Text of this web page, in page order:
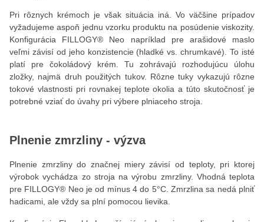
Pri rôznych krémoch je však situácia iná. Vo väčšine prípadov
vyžadujeme aspoň jednu vzorku produktu na posúdenie viskozity.
Konfigurácia FILLOGY® Neo napríklad pre arašidové maslo
veľmi závisí od jeho konzistencie (hladké vs. chrumkavé). To isté
platí pre čokoládový krém. Tu zohrávajú rozhodujúcu úlohu
zložky, najmä druh použitých tukov. Rôzne tuky vykazujú rôzne
tokové vlastnosti pri rovnakej teplote okolia a túto skutočnosť je
potrebné vziať do úvahy pri výbere plniaceho stroja.
Plnenie zmrzliny - výzva
Plnenie zmrzliny do značnej miery závisí od teploty, pri ktorej
výrobok vychádza zo stroja na výrobu zmrzliny. Vhodná teplota
pre FILLOGY® Neo je od mínus 4 do 5°C. Zmrzlina sa nedá plniť
hadicami, ale vždy sa plní pomocou lievika.